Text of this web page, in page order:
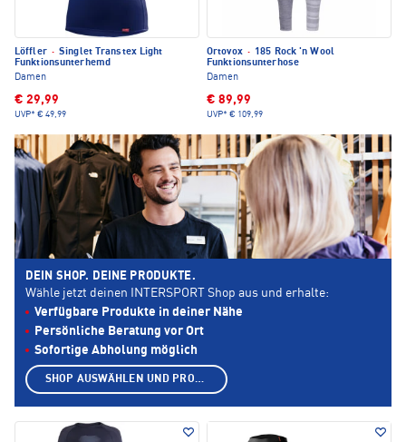
Löffler · Singlet Transtex Light
Funktionsunterhemd
Damen
€ 29,99
UVP* € 49,99
Ortovox · 185 Rock 'n Wool
Funktionsunterhose
Damen
€ 89,99
UVP* € 109,99
DEIN SHOP. DEINE PRODUKTE.
Wähle jetzt deinen INTERSPORT Shop aus und erhalte:
Verfügbare Produkte in deiner Nähe
Persönliche Beratung vor Ort
Sofortige Abholung möglich
SHOP AUSWÄHLEN UND PRODUKTE ANZEIGEN